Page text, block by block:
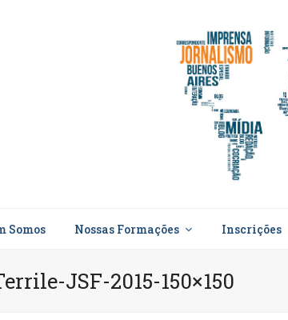
Somos Nossas Formações Inscrições
JSF-2015-150×150